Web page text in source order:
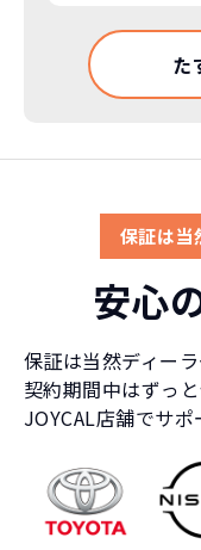
た
保証は当
安心
保証は当然ディー
契約期間中はずっ
JOYCAL店舗でサポ